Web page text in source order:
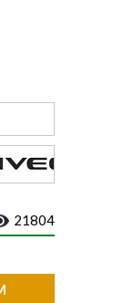
21804